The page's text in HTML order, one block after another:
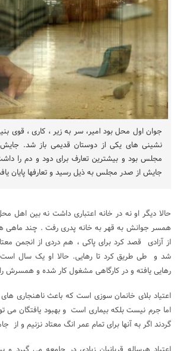
جوان اول محل بود امیر، سر به زیر ، کاری ، قوی
نشینی های یکی از دوستان قدیمی باز شد. جایش
مجلس بود و بیشترین تعارف برای دود و دم را
جایش از صدر مجلس به ذیل رسید و تعارفها پایان
حالا دیگر او نه در خانه اعتباری داشت نه بین اهل
همسر جوانش به قهر به خانه پدری رفت . چند
شد و طی طریق کرد تا رهایی. حالا او یک سال
رهایی یافته و در کارگاهی مشغول کار شده و همسرش را
اعتیاد بلای خانمان سوزی است که باعث ناهنجاری
اما جرم نیست بلکه بیماری است و بهبود یافتگان می
گردند اگر به آنها برای تمام عمر انگ معتاد نزنیم و از